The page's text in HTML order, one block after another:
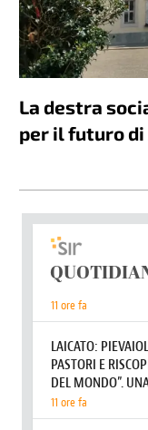
La destra
per il futuro